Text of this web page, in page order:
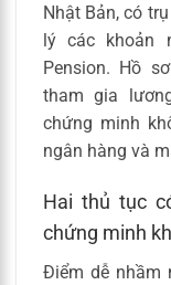
Nhật Bản, có
lý các khoản
Pension. Hồ
tham gia
chứng minh
ngân hàng và
Hai thủ tục
chứng minh
Điểm dễ nhầm